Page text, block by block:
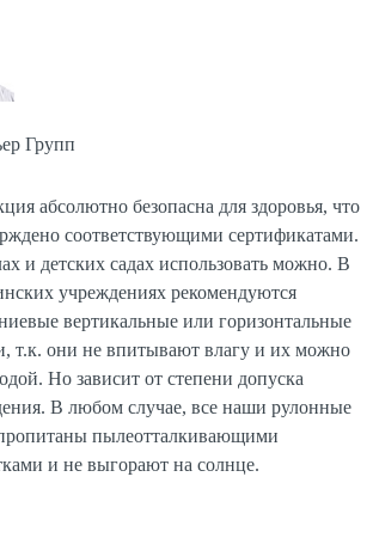
Групп
абсолютно безопасна для здоровья, что
соответствующими сертификатами.
и детских садах использовать можно. В
учреждениях рекомендуются
вертикальные или горизонтальные
т.к. они не впитывают влагу и их можно
Но зависит от степени допуска
В любом случае, все наши рулонные
пылеотталкивающими
и не выгорают на солнце.